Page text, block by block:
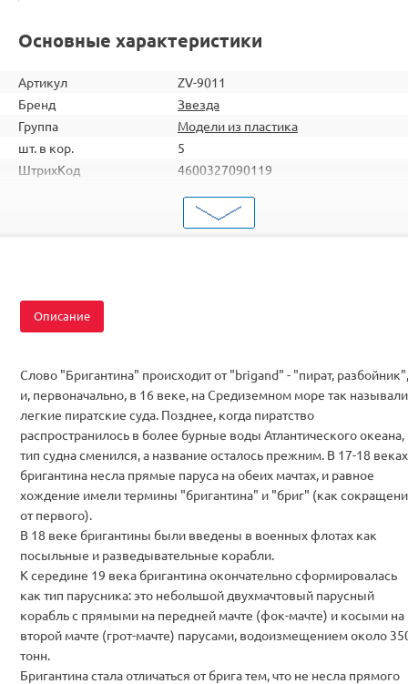
Основные характеристики
Артикул
ZV-9011
Бренд
Звезда
Группа
Модели из пластика
шт. в кор.
5
ШтрихКод
4600327090119
Флот
Описание
Слово "Бригантина" происходит от "brigand" - "пират, разбойник",
и, первоначально, в 16 веке, на Средиземном море так называли
легкие пиратские суда. Позднее, когда пиратство
распространилось в более бурные воды Атлантического океана,
тип судна сменился, а название осталось прежним. В 17-18 веках
бригантина несла прямые паруса на обеих мачтах, и равное
хождение имели термины "бригантина" и "бриг" (как
от первого).
В 18 веке бригантины были введены в военных флотах как
посыльные и разведывательные корабли.
К середине 19 века бригантина окончательно сформировалась
как тип парусника: это небольшой двухмачтовый парусный
корабль с прямыми на передней мачте (фок-мачте) и косыми на
второй мачте (грот-мачте) парусами, водоизмещением около
тонн.
Бригантина стала отличаться от брига тем, что не несла прямого